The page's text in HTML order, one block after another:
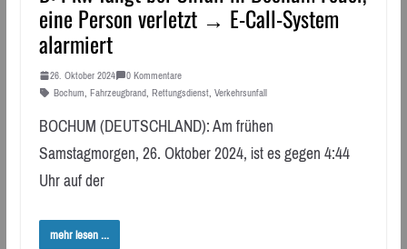
eine Person verletzt → E-Call-System
alarmiert
26. Oktober 2024
0 Kommentare
Bochum, Fahrzeugbrand, Rettungsdienst, Verkehrsunfall
BOCHUM (DEUTSCHLAND): Am frühen
Samstagmorgen, 26. Oktober 2024, ist es gegen 4:44
Uhr auf der
mehr lesen ...